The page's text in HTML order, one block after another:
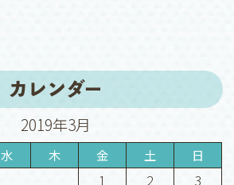
カレンダー
2019年3月
水 木 金 土 日
1 2
3